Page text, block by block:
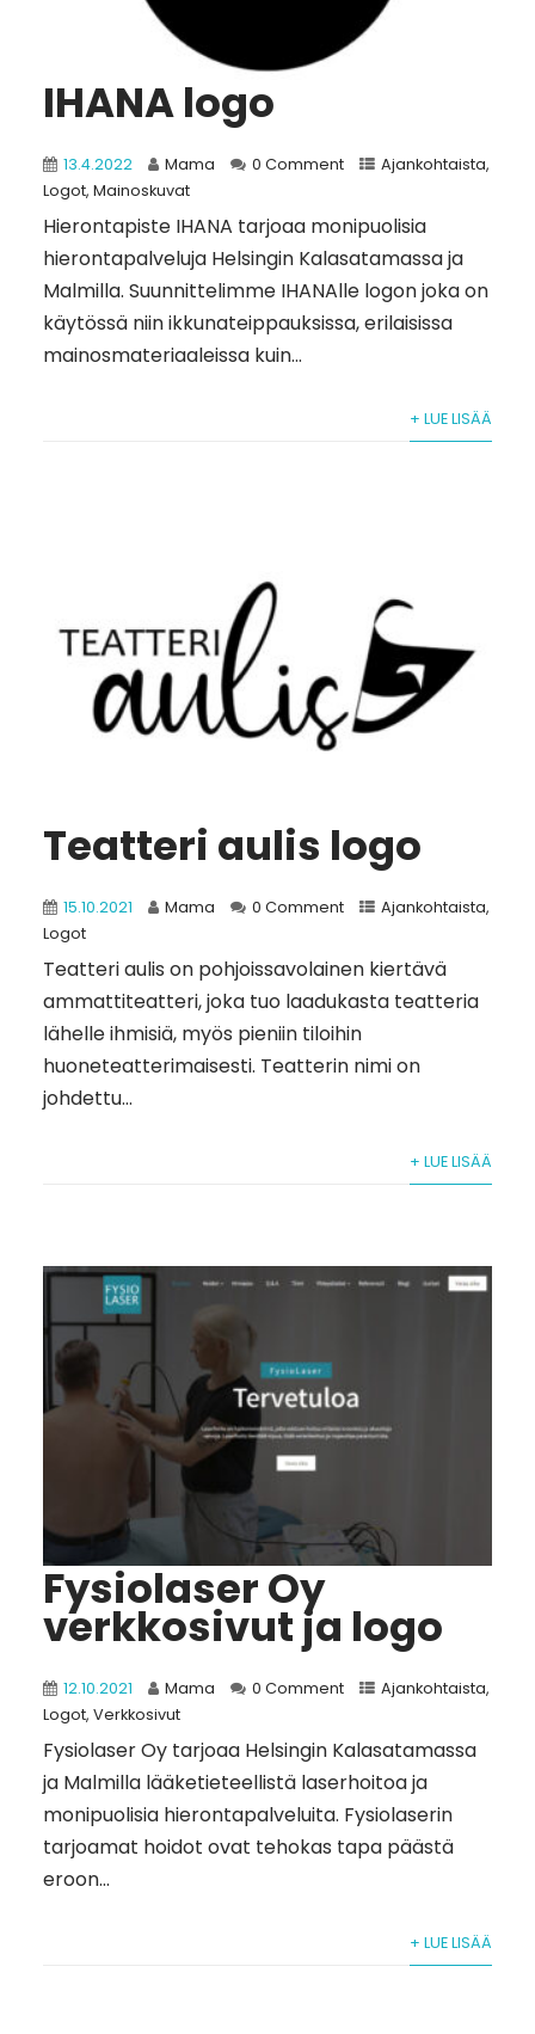
IHANA logo
13.4.2022 Mama 0 Comment Ajankohtaista,
Logot, Mainoskuvat
Hierontapiste IHANA tarjoaa monipuolisia
hierontapalveluja Helsingin Kalasatamassa ja
Malmilla. Suunnittelimme IHANAlle logon joka on
käytössä niin ikkunateippauksissa, erilaisissa
mainosmateriaaleissa kuin...
+ LUE LISÄÄ
Teatteri aulis logo
15.10.2021 Mama 0 Comment Ajankohtaista,
Logot
Teatteri aulis on pohjoissavolainen kiertävä
ammattiteatteri, joka tuo laadukasta teatteria
lähelle ihmisiä, myös pieniin tiloihin
huoneteatterimaisesti. Teatterin nimi on
johdettu...
+ LUE LISÄÄ
Fysiolaser Oy
verkkosivut ja logo
12.10.2021 Mama 0 Comment Ajankohtaista,
Logot, Verkkosivut
Fysiolaser Oy tarjoaa Helsingin Kalasatamassa
ja Malmilla lääketieteellistä laserhoitoa ja
monipuolisia hierontapalveluita. Fysiolaserin
tarjoamat hoidot ovat tehokas tapa päästä
eroon...
+ LUE LISÄÄ